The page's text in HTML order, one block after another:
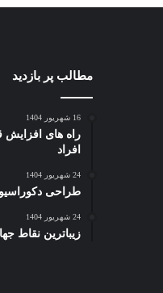
مطالب پر بازدید
16 شهریور 1404
راه های افزایش
افراد
24 شهریور 1404
طراحی
24 شهریور 1404
زیباترین نقاط